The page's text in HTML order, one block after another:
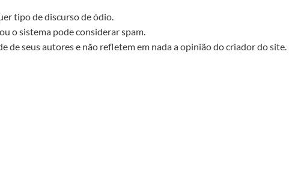
tipo de discurso de ódio.
o sistema pode considerar spam.
de seus autores e não refletem em nada a opinião do criador do site.